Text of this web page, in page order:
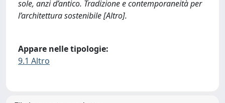
sole, anzi d’antico. Tradizione e contemporaneità per
l’architettura sostenibile [Altro].
Appare nelle tipologie:
9.1 Altro